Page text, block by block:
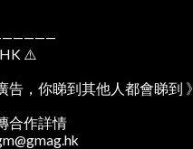
⚠️
告，你睇到其他人都會睇到 》
合作詳情